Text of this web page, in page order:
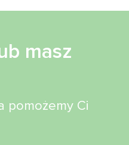
masz
pomożemy Ci